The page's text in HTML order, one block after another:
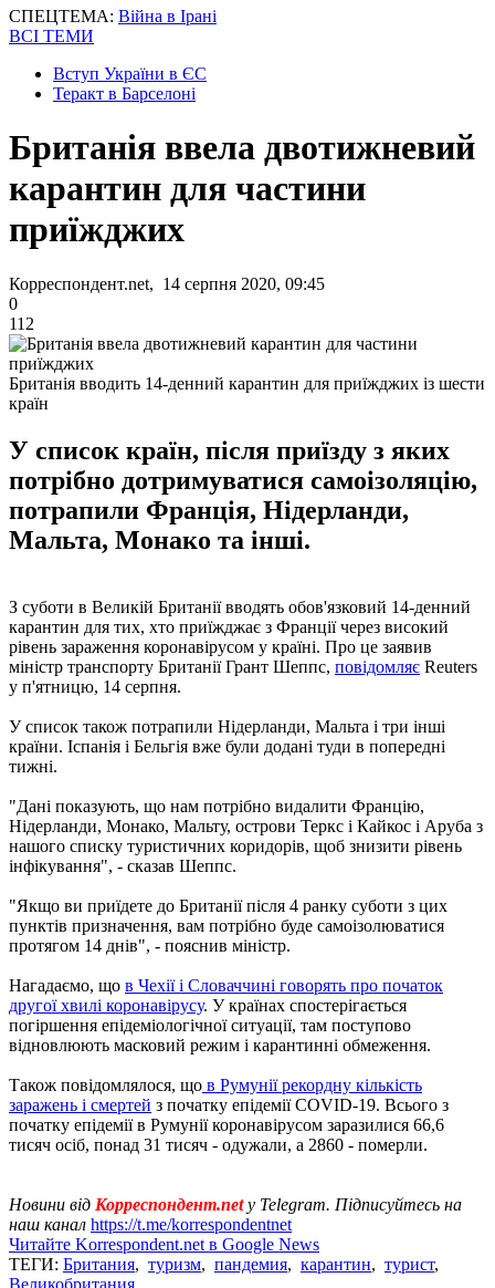
СПЕЦТЕМА: Війна в Ірані
ВСІ ТЕМИ
Вступ України в ЄС
Теракт в Барселоні
Британія ввела двотижневий
карантин для частини
приїжджих
Корреспондент.net, 14 серпня 2020, 09:45
0
112
Британія вводить 14-денний карантин для приїжджих із шести
країн
У список країн, після приїзду з яких
потрібно дотримуватися самоізоляцію,
потрапили Франція, Нідерланди,
Мальта, Монако та інші.
З суботи в Великій Британії вводять обов'язковий 14-денний
карантин для тих, хто приїжджає з Франції через високий
рівень зараження коронавірусом у країні. Про це заявив
міністр транспорту Британії Грант Шеппс, повідомляє Reuters
у п'ятницю, 14 серпня.
У список також потрапили Нідерланди, Мальта і три інші
країни. Іспанія і Бельгія вже були додані туди в попередні
тижні.
"Дані показують, що нам потрібно видалити Францію,
Нідерланди, Монако, Мальту, острови Теркс і Кайкос і Аруба з
нашого списку туристичних коридорів, щоб знизити рівень
інфікування", - сказав Шеппс.
"Якщо ви приїдете до Британії після 4 ранку суботи з цих
пунктів призначення, вам потрібно буде самоізолюватися
протягом 14 днів", - пояснив міністр.
Нагадаємо, що в Чехії і Словаччині говорять про початок
другої хвилі коронавірусу. У країнах спостерігається
погіршення епідеміологічної ситуації, там поступово
відновлюють масковий режим і карантинні обмеження.
Також повідомлялося, що в Румунії рекордну кількість
заражень і смертей з початку епідемії COVID-19. Всього з
початку епідемії в Румунії коронавірусом заразилися 66,6
тисяч осіб, понад 31 тисяч - одужали, а 2860 - померли.
Новини від Корреспондент.net у Telegram. Підписуйтесь на
наш канал https://t.me/korrespondentnet
Читайте Korrespondent.net в Google News
ТЕГИ: Британия, туризм, пандемия, карантин, турист,
Великобритания